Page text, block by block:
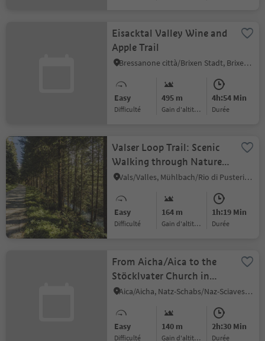
Eisacktal Valley Wine and
Apple Trail
Bressanone città/Brixen Stadt, Brixen/Bressanone, Brixen/Bressanone and environs
Easy
Difficulté
495 m
Gain d'altitude
4h:54 Min
durée
Valser Loop Trail: Scenic
Walking through Nature
and Village Life
Vals/Valles, Mühlbach/Rio di Pusteria, Brixen/Bressanone and environs
Easy
Difficulté
164 m
Gain d'altitude
1h:19 Min
durée
From Aicha/Aica to the
Stöcklvater Church in
Mühlbach/ rio di Pusteria
Aica/Aicha, Natz-Schabs/Naz-Sciaves, Brixen/Bressanone and environs
Easy
Difficulté
140 m
Gain d'altitude
2h:30 Min
durée